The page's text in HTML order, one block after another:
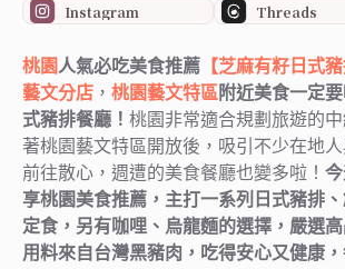
Instagram
Threads
桃園 人氣必吃美食推薦 【芝麻有籽日式豬
藝文分店 ， 桃園藝文特區 附近美食一定
式豬排餐廳！ 桃園非常適合規劃旅遊的
著桃園藝文特區開放後，吸引不少在地
前往散心，週遭的美食餐廳也變多啦！
享桃園美食推薦，主打一系列日式豬排
定食，另有咖哩、烏龍麵的選擇，嚴選
用料來自台灣黑豬肉，吃得安心又健康